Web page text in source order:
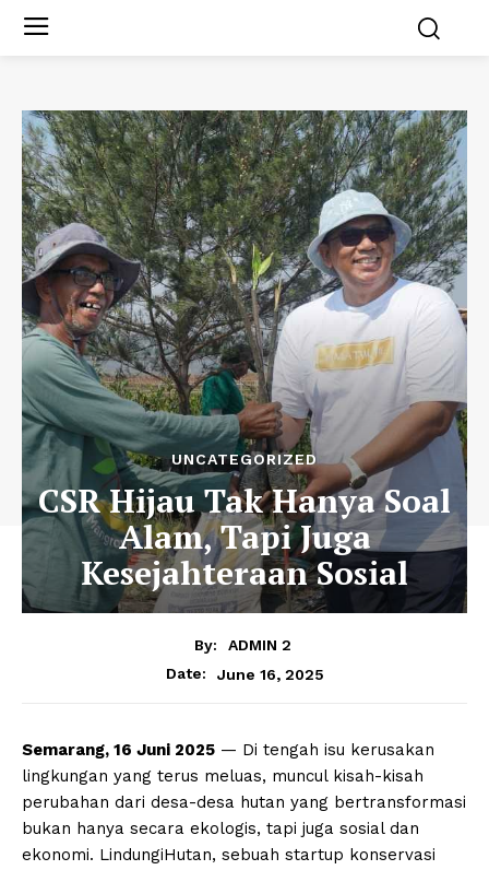
UNCATEGORIZED
CSR Hijau Tak Hanya Soal
Alam, Tapi Juga
Kesejahteraan Sosial
By:
ADMIN 2
Date:
June 16, 2025
Semarang, 16 Juni 2025 — Di tengah isu kerusakan
lingkungan yang terus meluas, muncul kisah-kisah
perubahan dari desa-desa hutan yang bertransformasi
bukan hanya secara ekologis, tapi juga sosial dan
ekonomi. LindungiHutan, sebuah startup konservasi